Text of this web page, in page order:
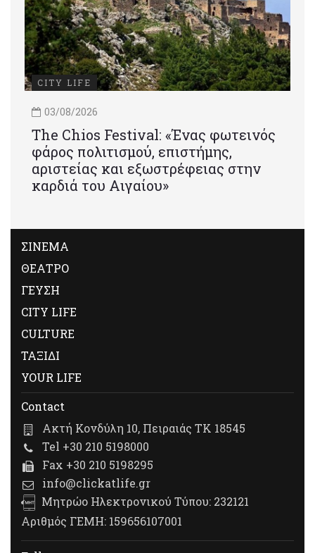
CITY LIFE
03/08/2026
Τhe Chios Festival: «Ένας φωτεινός
φάρος πολιτισμού, επιστήμης,
αριστείας και εξωστρέφειας στην
καρδιά του Αιγαίου»
ΣΙΝΕΜΑ
ΘΕΑΤΡΟ
ΓΕΥΣΗ
CITY LIFE
CULTURE
ΤΑΞΙΔΙ
YOUR LIFE
Contact
Ακτή Κονδύλη 10, Πειραιάς ΤΚ 18545
Tel +30 210 5198000
Fax +30 210 5198295
info@clickatlife.gr
Μητρώο Ηλεκτρονικού Τύπου: 232121
Αριθμός ΓΕΜΗ: 159656107001